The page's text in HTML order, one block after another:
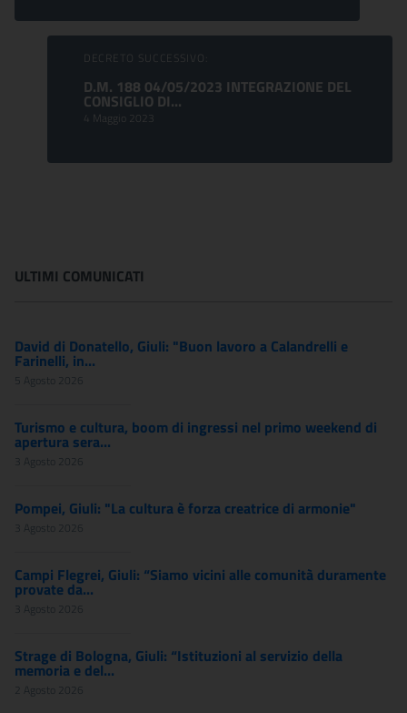
DECRETO SUCCESSIVO:
D.M. 188 04/05/2023 INTEGRAZIONE DEL
CONSIGLIO DI...
4 Maggio 2023
ULTIMI COMUNICATI
David di Donatello, Giuli: "Buon lavoro a Calandrelli e
Farinelli, in...
5 Agosto 2026
Turismo e cultura, boom di ingressi nel primo weekend di
apertura sera...
3 Agosto 2026
Pompei, Giuli: "La cultura è forza creatrice di armonie"
3 Agosto 2026
Campi Flegrei, Giuli: “Siamo vicini alle comunità duramente
provate da...
3 Agosto 2026
Strage di Bologna, Giuli: “Istituzioni al servizio della
memoria e del...
2 Agosto 2026